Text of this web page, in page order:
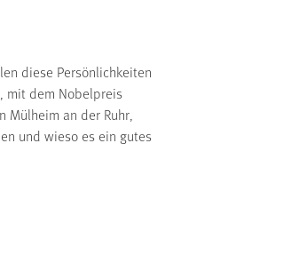
diese Persönlichkeiten
mit dem Nobelpreis
an der Ruhr,
und wieso es ein gutes